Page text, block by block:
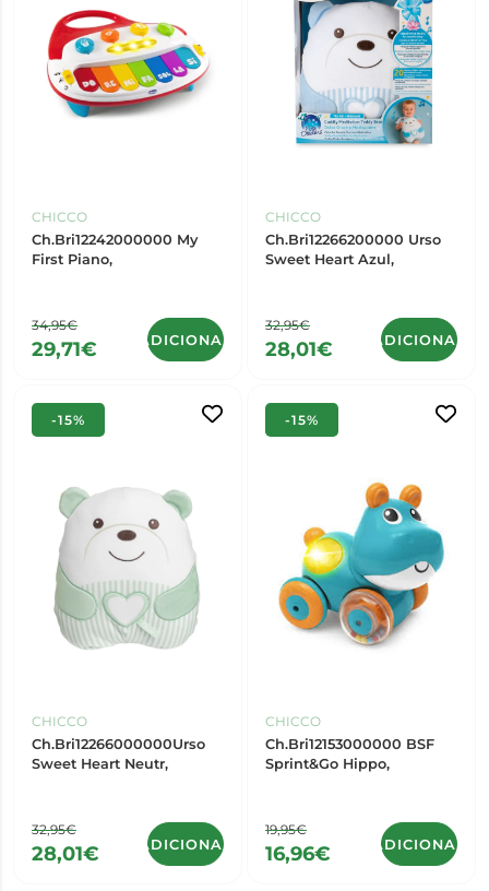
CHICCO
Ch.Bri12242000000 My
First Piano,
34,95€
29,71€ ADICIONAR
CHICCO
Ch.Bri12266200000 Urso
Sweet Heart Azul,
32,95€
28,01€ ADICIONAR
-15%
CHICCO
Ch.Bri12266000000Urso
Sweet Heart Neutr,
32,95€
28,01€ ADICIONAR
-15%
CHICCO
Ch.Bri12153000000 BSF
Sprint&Go Hippo,
19,95€
16,96€ ADICIONAR